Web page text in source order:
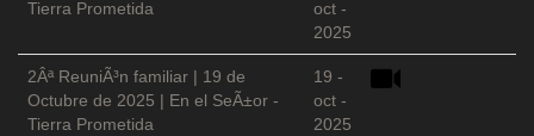
Tierra Prometida
oct -
2025
2Âª ReuniÃ³n familiar | 19 de
Octubre de 2025 | En el SeÃ±or -
Tierra Prometida
19 -
oct -
2025